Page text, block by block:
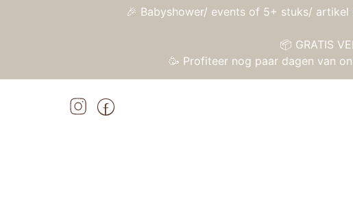
🎉 Babyshower/ events of 5+ stuks/ artikel
📦 GRATIS
🥳 Profiteer nog paar dagen van